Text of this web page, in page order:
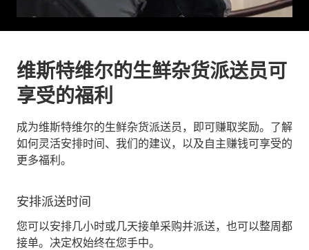
维斯特维尔的生鲜杂货派送员可
享受的福利
成为维斯特维尔的生鲜杂货派送员，即可赚取奖励。了解
如何灵活安排时间、我们的建议，以及自主赚钱可享受的
更多福利。
安排派送时间
您可以安排几小时或几天接单采购并派送，也可以整周都
接单。决定权始终在您手中。